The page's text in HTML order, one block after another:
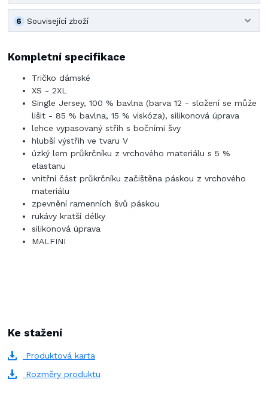
Související zboží
6
Kompletní specifikace
Tričko dámské
XS - 2XL
Single Jersey, 100 % bavlna (barva 12 - složení se může
lišit - 85 % bavlna, 15 % viskóza), silikonová úprava
lehce vypasovaný střih s bočními švy
hlubší výstřih ve tvaru V
úzký lem průkrčníku z vrchového materiálu s 5 %
elastanu
vnitřní část průkrčníku začištěna páskou z vrchového
materiálu
zpevnění ramenních švů páskou
rukávy kratší délky
silikonová úprava
MALFINI
Ke stažení
Produktová karta
Rozměry produktu